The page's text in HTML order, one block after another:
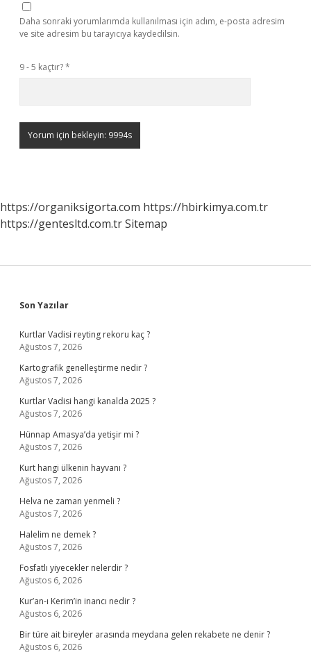
Daha sonraki yorumlarımda kullanılması için adım, e-posta adresim
ve site adresim bu tarayıcıya kaydedilsin.
9 - 5 kaçtır?*
https://organiksigorta.com https://hbirkimya.com.tr
https://gentesltd.com.trSitemap
Sidebar
Son Yazılar
Kurtlar Vadisi reyting rekoru kaç ?
Ağustos 7, 2026
Kartografik genelleştirme nedir ?
Ağustos 7, 2026
Kurtlar Vadisi hangi kanalda 2025 ?
Ağustos 7, 2026
Hünnap Amasya’da yetişir mi ?
Ağustos 7, 2026
Kurt hangi ülkenin hayvanı ?
Ağustos 7, 2026
Helva ne zaman yenmeli ?
Ağustos 7, 2026
Halelim ne demek ?
Ağustos 7, 2026
Fosfatlı yiyecekler nelerdir ?
Ağustos 6, 2026
Kur’an-ı Kerim’in inancı nedir ?
Ağustos 6, 2026
Bir türe ait bireyler arasında meydana gelen rekabete ne denir ?
Ağustos 6, 2026